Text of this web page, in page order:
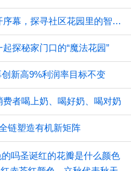
2025世界城市日社会系列活动拉开序幕，探寻社区花园里的智慧应用
探秘家门口的“魔法花园”
新高9%利润率目标不变
者喝上奶、喝好奶、喝对奶
链塑造有机新矩阵
吗圣诞红的花瓣是什么颜色